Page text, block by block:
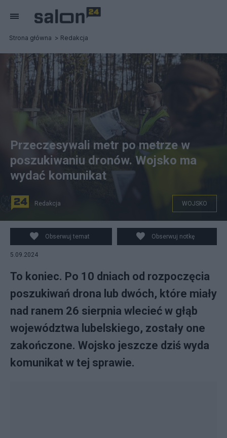
Strona główna Redakcja
Przeczesywali metr po metrze w
poszukiwaniu dronów. Wojsko ma
wydać komunikat
Redakcja WOJSKO
Obserwuj temat Obserwuj notkę
5.09.2024
To koniec. Po 10 dniach od rozpoczęcia
poszukiwań drona lub dwóch, które miały
nad ranem 26 sierpnia wlecieć w głąb
województwa lubelskiego, zostały one
zakończone. Wojsko jeszcze dziś wyda
komunikat w tej sprawie.